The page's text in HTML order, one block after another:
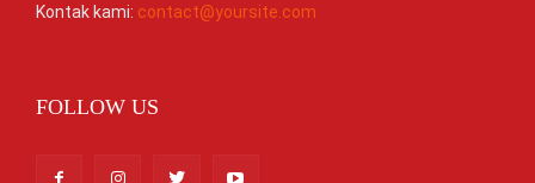
Kontak kami: contact@yoursite.com
FOLLOW US